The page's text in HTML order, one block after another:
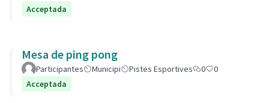
Acceptada
Mesa de ping pong
Participantes Municipi Pistes Esportives 0
0
Acceptada